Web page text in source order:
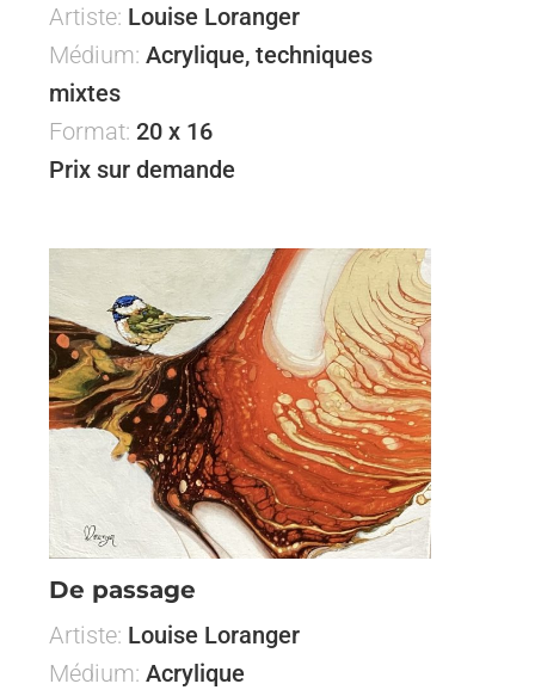
Artiste: Louise Loranger
Médium: Acrylique, techniques
mixtes
Format: 20 x 16
Prix sur demande
De passage
Artiste: Louise Loranger
Médium: Acrylique